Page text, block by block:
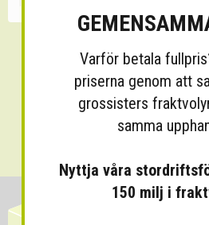
Varför betala
priserna genom att
grossisters
samma
Nyttja våra
150 milj i